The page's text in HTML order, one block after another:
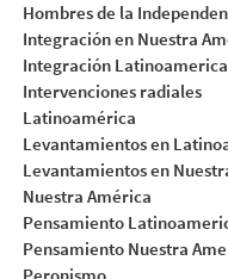
Hombres de la
Integración en Nuestra
Integración
Intervenciones radiales
Latinoamérica
Levantamientos en
Levantamientos en
Nuestra América
Pensamiento
Pensamiento Nuestra